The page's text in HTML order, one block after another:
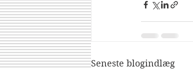
Seneste blogindlæg